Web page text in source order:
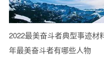
2022最美奋斗者典型事迹材
年最美奋斗者有哪些人物